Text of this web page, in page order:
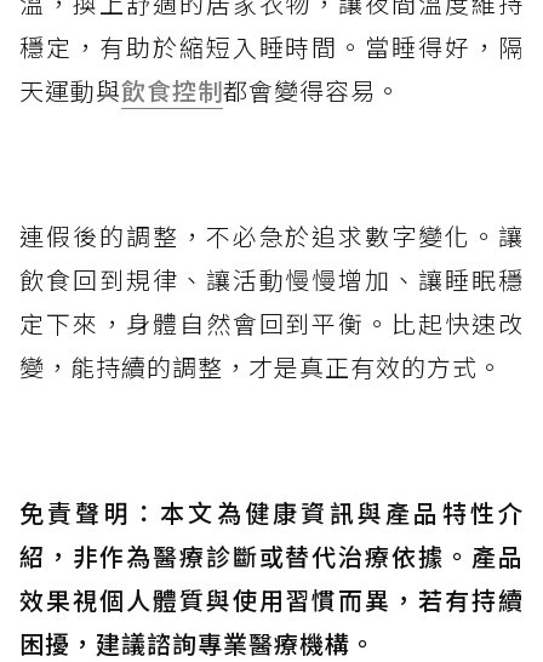
穩定，有助於縮短入睡時間。當睡得好，隔
天運動與飲食控制都會變得容易。
連假後的調整，不必急於追求數字變化。讓
飲食回到規律、讓活動慢慢增加、讓睡眠穩
定下來，身體自然會回到平衡。比起快速改
變，能持續的調整，才是真正有效的方式。
免責聲明：本文為健康資訊與產品特性介
紹，非作為醫療診斷或替代治療依據。產品
效果視個人體質與使用習慣而異，若有持續
困擾，建議諮詢專業醫療機構。